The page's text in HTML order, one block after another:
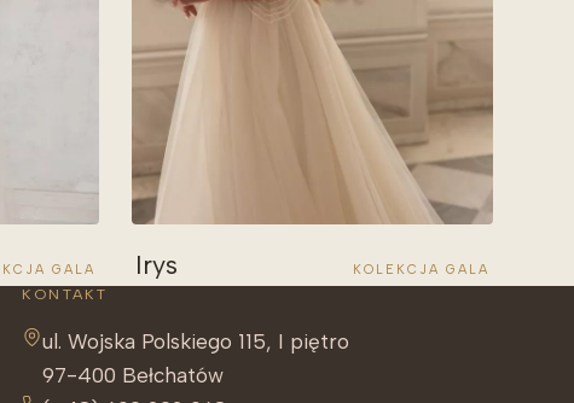
GALA Irys KOLEKCJA GALA
KONTAKT
ul. Wojska Polskiego 115, I piętro
97-400 Bełchatów